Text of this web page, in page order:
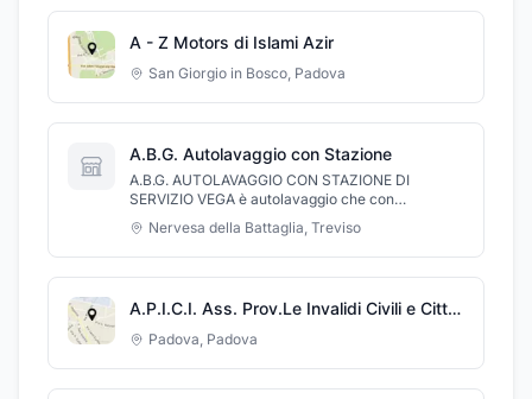
A - Z Motors di Islami Azir
San Giorgio in Bosco, Padova
A.B.G. Autolavaggio con Stazione
A.B.G. AUTOLAVAGGIO CON STAZIONE DI
SERVIZIO VEGA è autolavaggio che con
competenza e professionalità esegue lavaggi
auto interni ed esterni con spazzole anti graffio.
Tra i servizi proposti dall'autolavaggio ci sono il
lavaggio tappezzeria auto e la lucidatura. E'
propone erogazione di carburante benzina,
gasolio, gpl servito e con Servizio Self Service
24h. Il personale è competente e sempre pronto a
soddisfare ogni esigenza dei propri clienti.
Nervesa della Battaglia, Treviso
A.P.I.C.I. Ass. Prov.Le Invalidi Civili e Cittadini Anziani
Padova, Padova